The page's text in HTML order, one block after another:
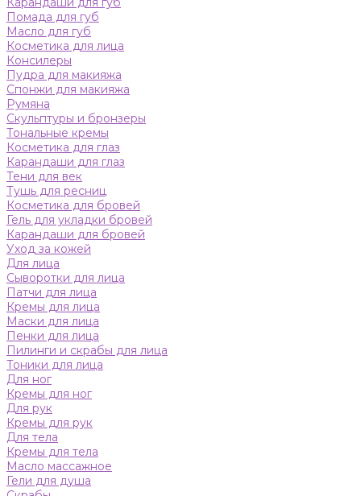
Помада для губ
Масло для губ
Косметика для лица
Консилеры
Пудра для макияжа
Спонжи для макияжа
Румяна
Скульптуры и бронзеры
Тональные кремы
Косметика для глаз
Карандаши для глаз
Тени для век
Тушь для ресниц
Косметика для бровей
Гель для укладки бровей
Карандаши для бровей
Уход за кожей
Для лица
Сыворотки для лица
Патчи для лица
Кремы для лица
Маски для лица
Пенки для лица
Пилинги и скрабы для лица
Тоники для лица
Для ног
Кремы для ног
Для рук
Кремы для рук
Для тела
Кремы для тела
Масло массажное
Гели для душа